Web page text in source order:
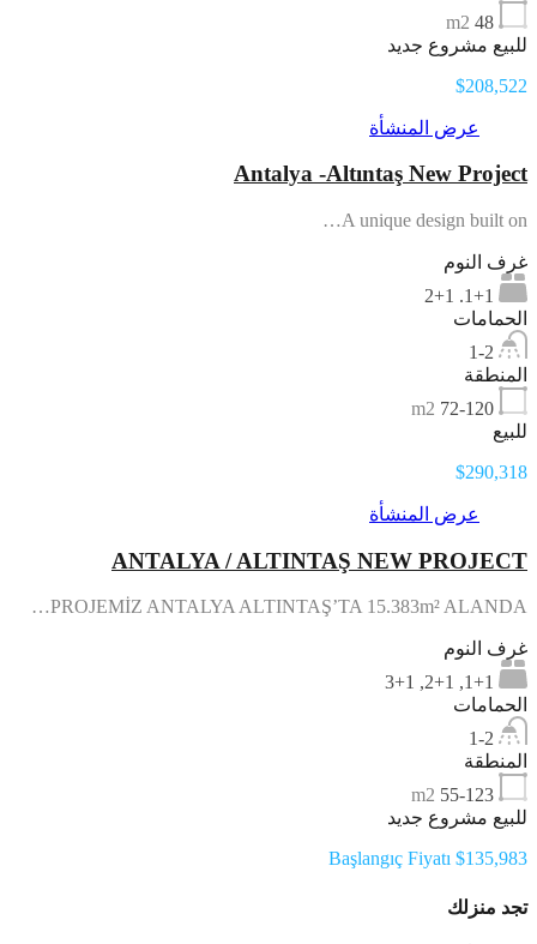
48
m2
للبيع مشروع جديد
$208,522
عرض المنشأة
Antalya -Altıntaş New Project
A unique design built on…
غرف النوم
1+1. 2+1
الحمامات
1-2
المنطقة
72-120
m2
للبيع
$290,318
عرض المنشأة
ANTALYA / ALTINTAŞ NEW PROJECT
PROJEMİZ ANTALYA ALTINTAŞ’TA 15.383m² ALANDA…
غرف النوم
1+1, 2+1, 3+1
الحمامات
1-2
المنطقة
55-123
m2
للبيع مشروع جديد
Başlangıç Fiyatı $135,983
تجد منزلك